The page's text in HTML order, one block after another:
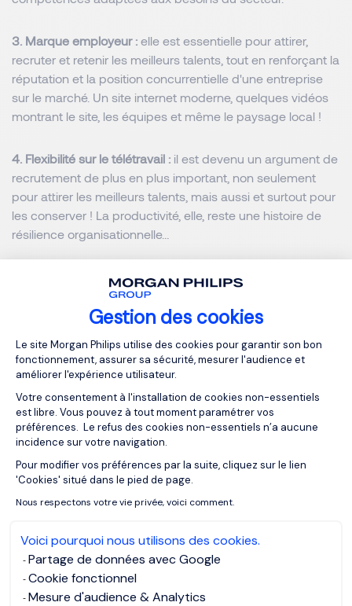
Gestion des cookies
Plateforme de Gestion du
Le site Morgan Philips utilise des cookies pour garantir son bon
fonctionnement, assurer sa sécurité, mesurer l'audience et
améliorer l'expérience utilisateur.
Votre consentement à l'installation de cookies non-essentiels
est libre. Vous pouvez à tout moment paramétrer vos
préférences. Le refus des cookies non-essentiels n’a aucune
incidence sur votre navigation.
Pour modifier vos préférences par la suite, cliquez sur le lien
'Cookies' situé dans le pied de page.
Nous respectons votre vie privée, voici comment.
Voici pourquoi nous utilisons des cookies.
Partage de données avec Google
Cookie fonctionnel
Mesure d'audience & Analytics
Axeptio consent
3. Marque employeur : elle est essentielle pour attirer,
recruter et retenir les meilleurs talents, tout en renforçant la
réputation et la position concurrentielle d'une entreprise
sur le marché. Un site internet moderne, quelques vidéos
montrant le site, les équipes et même le paysage local !
4. Flexibilité sur le télétravail : il est devenu un argument de
recrutement de plus en plus important, non seulement
pour attirer les meilleurs talents, mais aussi et surtout pour
les conserver ! La productivité, elle, reste une histoire de
résilience organisationnelle…
Le rôle des cabinets de
recrutement face à la pénurie
d'ingénieurs
La pénurie d'ingénieurs dans l'industrie constitue un défi
majeur qui nécessite une action concertée de la part des
entreprises, des établissements d'enseignement et des
pouvoirs publics.
En attendant, les entreprises sont en grande difficulté et
doivent bien souvent avoir recours aux
confiance établi, votre consultant recueille les informations
du marché et l’entreprise doit les accueillir avec un œil
neuf et un esprit créatif.